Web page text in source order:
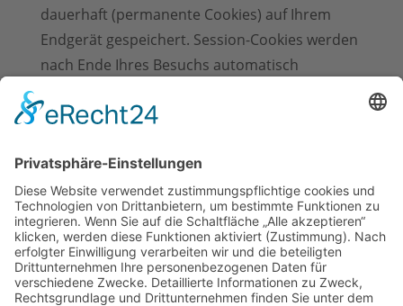
dauerhaft (permanente Cookies) auf Ihrem
Endgerät gespeichert. Session-Cookies werden
nach Ende Ihres Besuchs automatisch
Ihrem Endgerät gespeichert, bis Sie diese
Löschung durch Ihren Webbrowser erfolgt.
Cookies können von uns (First-Party-Cookies)
oder von Drittunternehmen stammen (sog.
Third-Party-Cookies). Third-Party-Cookies
ermöglichen die Einbindung bestimmter